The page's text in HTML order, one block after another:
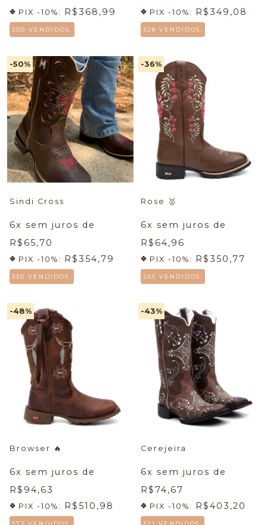
PIX -10%: R$368,99
300 VENDIDOS.
PIX -10%: R$349,08
328 VENDIDOS.
-50%
Sindi Cross
6x sem juros de
R$65,70
PIX -10%: R$354,79
330 VENDIDOS.
-36%
Rose 🥇
6x sem juros de
R$64,96
PIX -10%: R$350,77
265 VENDIDOS.
-48%
Browser 🔥
6x sem juros de
R$94,63
PIX -10%: R$510,98
573 VENDIDOS.
-43%
Cerejeira
6x sem juros de
R$74,67
PIX -10%: R$403,20
321 VENDIDOS.